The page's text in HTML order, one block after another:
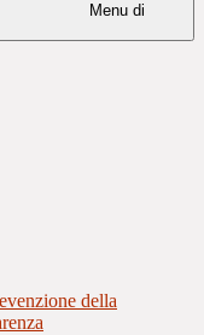
Menu di
della